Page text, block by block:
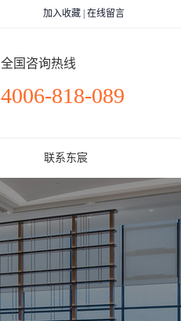
加入收藏 在线留言
全国咨询热线
4006-818-089
联系东宸